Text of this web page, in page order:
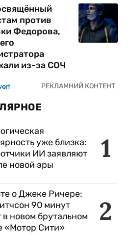
против
Федорова,
из-за СОЧ
1
уже близка:
ИИ заявляют
новой эры
2
о Джеке Ричере:
90 минут
в новом брутальном
«Мотор Сити»